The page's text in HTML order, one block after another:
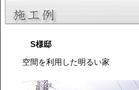
S様邸
空間を利用した明るい家